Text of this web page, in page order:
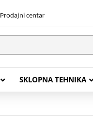
Prodajni centar
SKLOPNA TEHNIKA